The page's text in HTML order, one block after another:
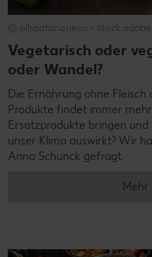
© olhaafanasieva -
Vegetarisch oder
oder Wandel?
Die Ernährung ohne
Produkte findet immer
Ersatzprodukte bringen und
unser Klima auswirkt? Wir
Anna Schunck gefragt.
Mehr